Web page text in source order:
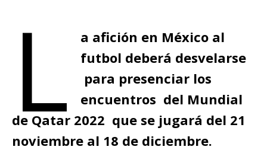
L
a afición en México al
futbol deberá desvelarse
para presenciar los
encuentros del Mundial
de Qatar 2022 que se jugará del 21
noviembre al 18 de diciembre.